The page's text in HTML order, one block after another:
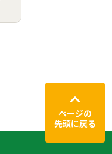
ページの
先頭に戻る